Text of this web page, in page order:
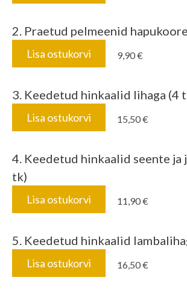
2. Praetud pelmeenid
Lisa ostukorvi 9,90 €
3. Keedetud hinkaalid lihaga (4
Lisa ostukorvi 15,50 €
4. Keedetud hinkaalid seente ja
tk)
Lisa ostukorvi 11,90 €
5. Keedetud hinkaalid
Lisa ostukorvi 16,50 €